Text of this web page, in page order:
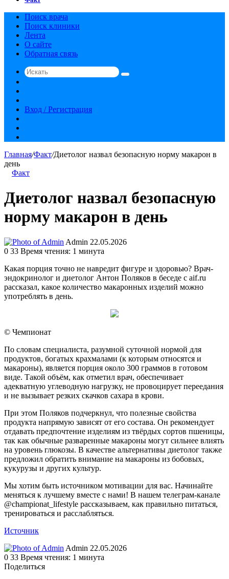
Поиск врача
Поиск клиники
Лента
О сайте
Обратная связь
Искать
статья
Вход / Регистрация
Главная/Факт/Диетолог назвал безопасную норму макарон в
день
Факт
Диетолог назвал безопасную
норму макарон в день
Admin Send
an
22.05.2026
0 33 Время чтения: 1 минута
Какая порция точно не навредит фигуре и здоровью? Врач-
эндокринолог и диетолог Антон Поляков в беседе с aif.ru
рассказал, какое количество макаронных изделий можно
употреблять в день.
© Чемпионат
По словам специалиста, разумной суточной нормой для
продуктов, богатых крахмалами (к которым относятся и
макароны), является порция около 300 граммов в готовом
виде. Такой объём, как отметил врач, обеспечивает
адекватную углеводную нагрузку, не провоцирует переедания
и не вызывает резких скачков сахара в крови.
При этом Поляков подчеркнул, что полезные свойства
продукта напрямую зависят от его состава. Он рекомендует
отдавать предпочтение изделиям из твёрдых сортов пшеницы,
так как обычные разваренные макароны могут сильнее влиять
на уровень глюкозы. В качестве альтернативы диетолог также
предложил обратить внимание на макароны из бобовых,
кукурузы и других культур.
Мы хотим быть источником мотивации для вас. Начинайте
меняться к лучшему вместе с нами! В нашем телеграм-канале
@championat_lifestyle рассказываем, как правильно питаться,
тренироваться и расслабляться.
Источник
Admin Send
an
22.05.2026
0 33 Время чтения: 1 минута
Поделиться